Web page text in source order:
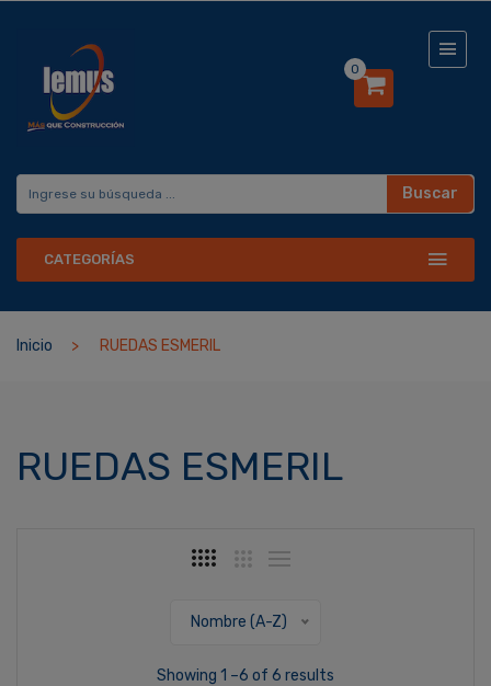
0
Buscar
CATEGORÍAS
Inicio RUEDAS ESMERIL
RUEDAS ESMERIL
Nombre (A-Z)
Showing 1 –6 of 6 results